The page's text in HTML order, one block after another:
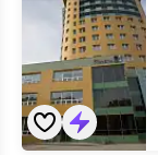
шведский